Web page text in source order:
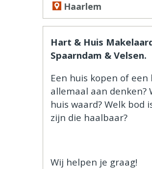
Haarlem
Hart & Huis
Spaarndam & Velsen.
Een huis kopen of
allemaal aan
huis waard? Welk
zijn die haalbaar?
Wij helpen je graag!